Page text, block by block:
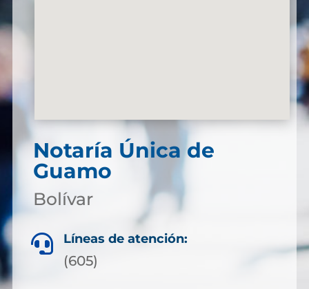
Notaría Única de
Guamo
Bolívar
 Líneas de atención:
(605)